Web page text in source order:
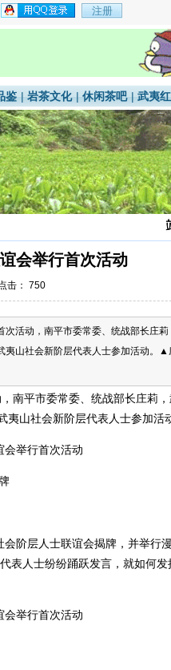
鉴 |岩茶文化 |休闲茶吧 |武夷
会举行首次活动
击： 750
活动，南平市委常委、统战部长庄莉
夷山社会新阶层代表人士参加活动。▲
南平市委常委、统战部长庄莉，
山社会新阶层代表人士参加活
阶层人士联谊会揭牌，并举行漫
表人士纷纷踊跃发言，就如何发